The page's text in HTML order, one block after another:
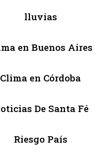
lluvias
en Buenos Aires
Clima en Córdoba
De Santa Fé
Riesgo País